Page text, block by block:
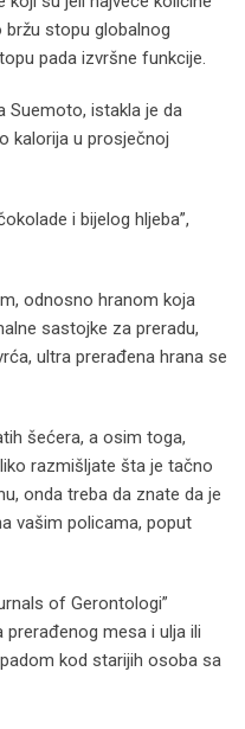
bržu stopu globalnog
pada izvršne funkcije.
Suemoto, istakla je da
kalorija u prosječnoj
i bijelog hljeba”,
odnosno hranom koja
sastojke za preradu,
ultra prerađena hrana se
šećera, a osim toga,
razmišljate šta je tačno
onda treba da znate da je
vašim policama, poput
of Gerontologi”
prerađenog mesa i ulja ili
kod starijih osoba sa